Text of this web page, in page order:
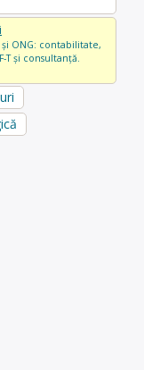
și ONG: contabilitate,
T și consultanță.